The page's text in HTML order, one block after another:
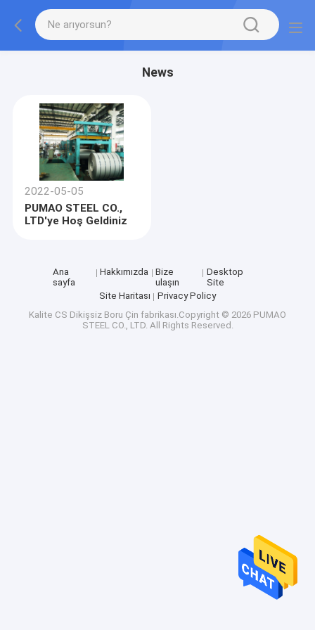
News
2022-05-05
PUMAO STEEL CO.,
LTD'ye Hoş Geldiniz
Ana
sayfa
Hakkımızda
Bize
ulaşın
Desktop
Site
Site Haritası
Privacy Policy
Kalite CS Dikişsiz Boru Çin fabrikası.Copyright © 2026 PUMAO
STEEL CO., LTD. All Rights Reserved.